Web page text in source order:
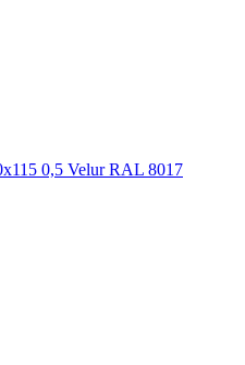
0,5 Velur RAL 8017